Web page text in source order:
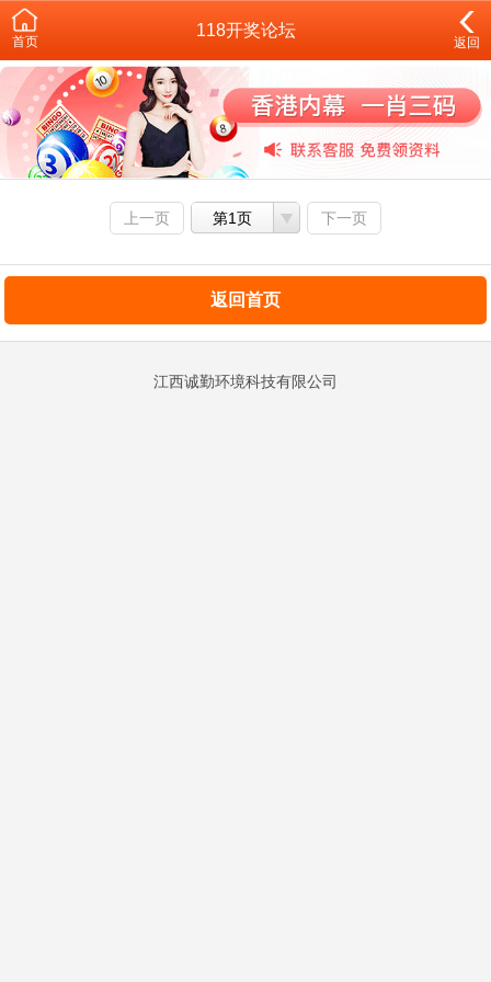
首页
118开奖论坛
返回
上一页 第1页 下一页
返回首页
江西诚勤环境科技有限公司